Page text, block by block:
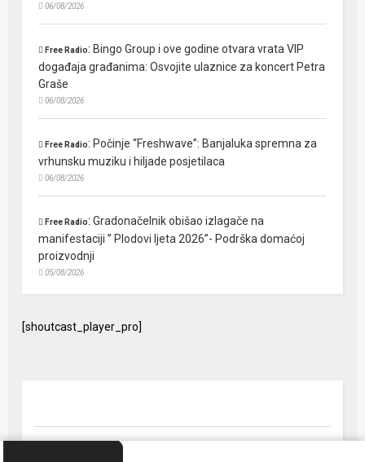
06/08/2026
Free Radio: Bingo Group i ove godine otvara vrata VIP
događaja građanima: Osvojite ulaznice za koncert Petra
Graše
06/08/2026
Free Radio: Počinje “Freshwave”: Banjaluka spremna za
vrhunsku muziku i hiljade posjetilaca
06/08/2026
Free Radio:Gradonačelnik obišao izlagače na
manifestaciji ” Plodovi ljeta 2026”- Podrška domaćoj
proizvodnji
05/08/2026
[shoutcast_player_pro]